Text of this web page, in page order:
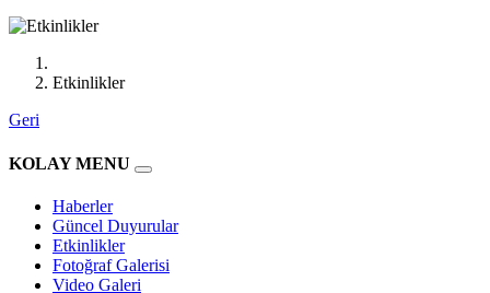
Etkinlikler
Geri
KOLAY MENU
Haberler
Güncel Duyurular
Etkinlikler
Fotoğraf Galerisi
Video Galeri